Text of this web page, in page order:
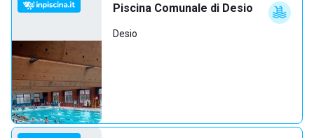
Piscina Comunale di Desio
Desio